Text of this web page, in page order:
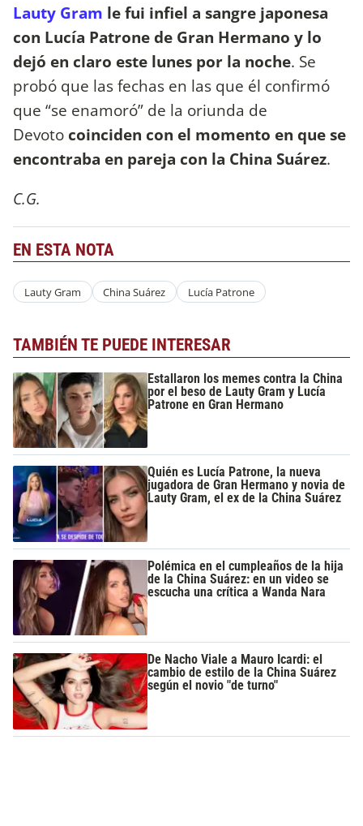
Lauty Gram le fui infiel a sangre japonesa
con Lucía Patrone de Gran Hermano y lo
dejó en claro este lunes por la noche. Se
probó que las fechas en las que él confirmó
que “se enamoró” de la oriunda de
Devoto coinciden con el momento en que se
encontraba en pareja con la China Suárez.
C.G.
EN ESTA NOTA
Lauty Gram China Suárez Lucía Patrone
TAMBIÉN TE PUEDE INTERESAR
Estallaron los memes contra la China
por el beso de Lauty Gram y Lucía
Patrone en Gran Hermano
Quién es Lucía Patrone, la nueva
jugadora de Gran Hermano y novia de
Lauty Gram, el ex de la China Suárez
Polémica en el cumpleaños de la hija
de la China Suárez: en un video se
escucha una crítica a Wanda Nara
De Nacho Viale a Mauro Icardi: el
cambio de estilo de la China Suárez
según el novio "de turno"